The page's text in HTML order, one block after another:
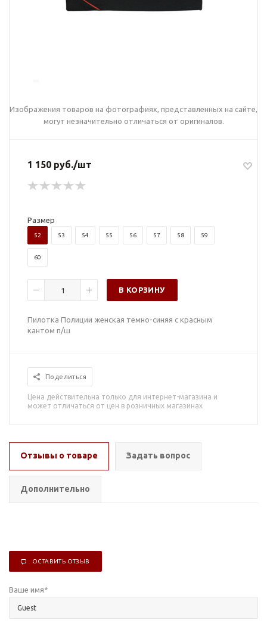
Изображения товаров на фотографиях, представленных на сайте,
могут незначительно отличаться от оригиналов.
1 150 руб./шт
Размер
52 53 54 55 56 57 58 59
60
В КОРЗИНУ
Пилотка Полиции женская темно-синяя с красным
кантом п/ш
Поделиться
Цена действительна только для интернет-магазина и
может отличаться от цен в розничных магазинах
Отзывы о товаре Задать вопрос
Дополнительно
ОСТАВИТЬ ОТЗЫВ
Ваше имя*